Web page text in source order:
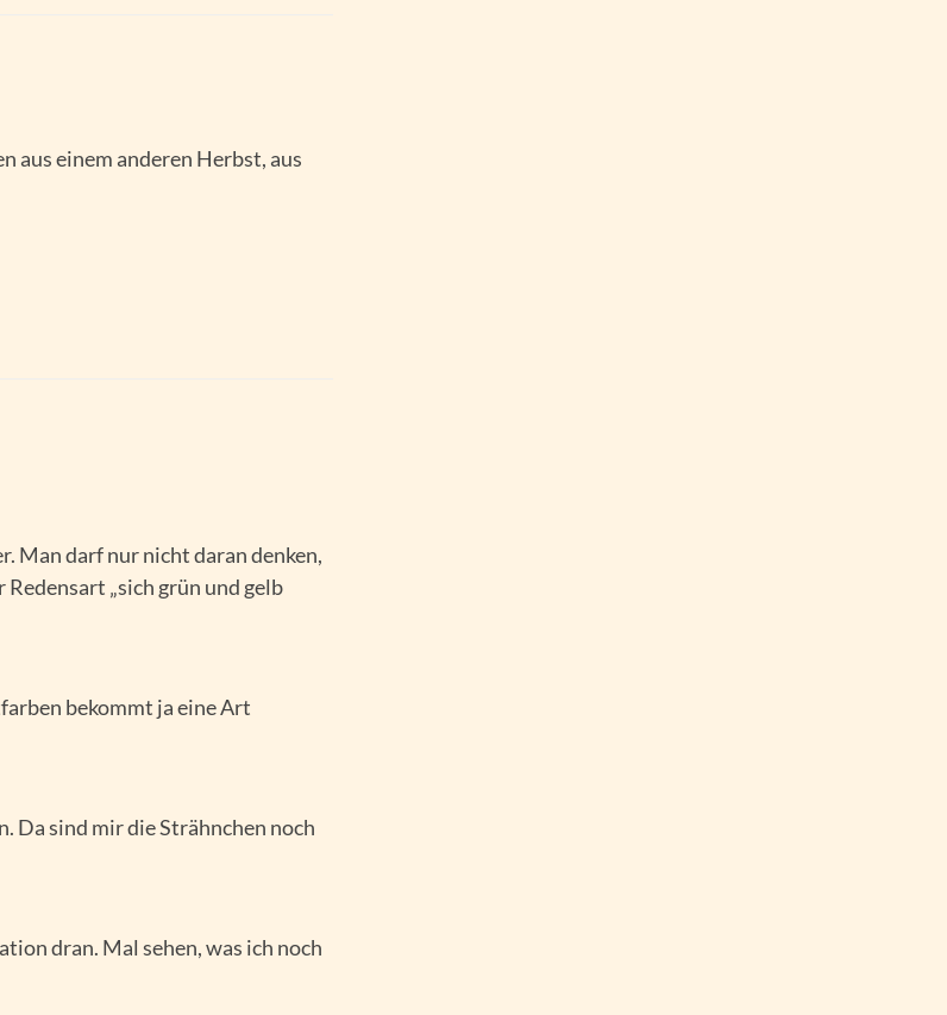
aus einem anderen Herbst, aus
Man darf nur nicht daran denken,
„sich grün und gelb
bekommt ja eine Art
Da sind mir die Strähnchen noch
dran. Mal sehen, was ich noch